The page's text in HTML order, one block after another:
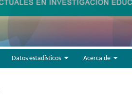
Datos estadísticos Acerca de